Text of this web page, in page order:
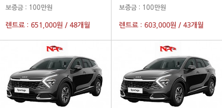
보증금 : 100만원
렌트료 : 651,000원 / 48개월
보증금 : 100만원
렌트료 : 603,000원 / 43개월